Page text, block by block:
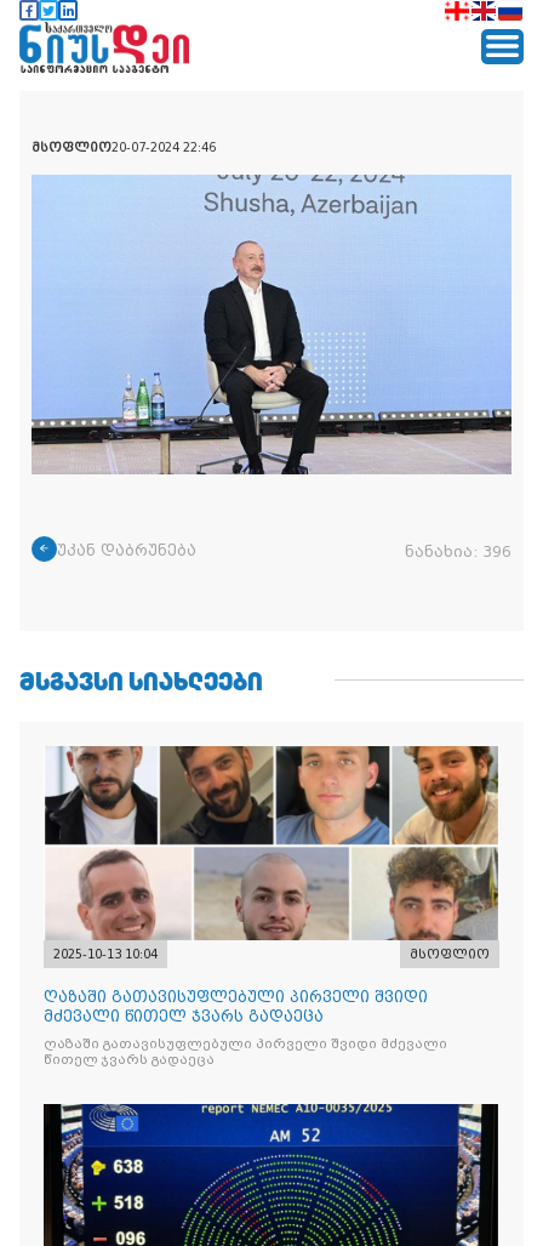
მსოფლიო20-07-2024 22:46
უკან დაბრუნება ნანახია: 396
ᲛᲡᲒᲐᲕᲡᲘ ᲡᲘᲐᲮᲚᲔᲔᲑᲘ
2025-10-13 10:04 მსოფლიო
ღაზაში გათავისუფლებული პირველი შვიდი
მძევალი წითელ ჯვარს გადაეცა
ღაზაში გათავისუფლებული პირველი შვიდი მძევალი
წითელ ჯვარს გადაეცა